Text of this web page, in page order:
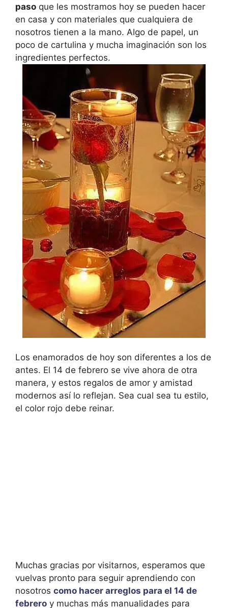
paso que les mostramos hoy se pueden hacer
en casa y con materiales que cualquiera de
nosotros tienen a la mano. Algo de papel, un
poco de cartulina y mucha imaginación son los
ingredientes perfectos.
Los enamorados de hoy son diferentes a los de
antes. El 14 de febrero se vive ahora de otra
manera, y estos regalos de amor y amistad
modernos así lo reflejan. Sea cual sea tu estilo,
el color rojo debe reinar.
Muchas gracias por visitarnos, esperamos que
vuelvas pronto para seguir aprendiendo con
nosotros como hacer arreglos para el 14 de
febrero y muchas más manualidades para